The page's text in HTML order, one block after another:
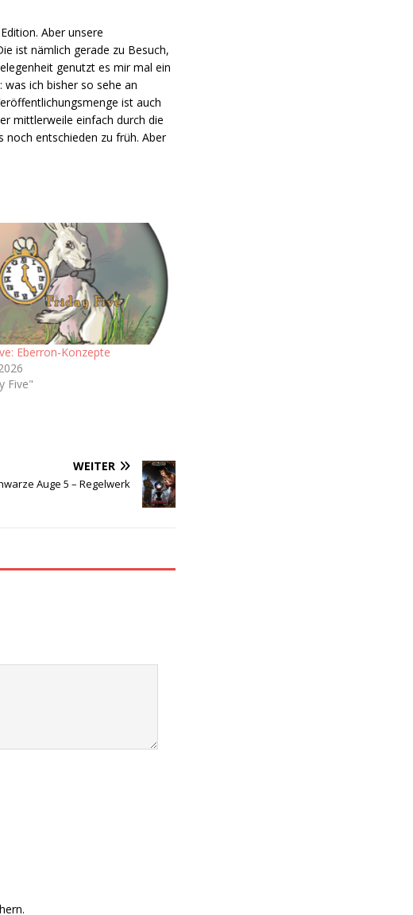
Aber unsere
ist nämlich gerade zu Besuch,
genutzt es mir mal ein
ich bisher so sehe an
ist auch
mittlerweile einfach durch die
noch entschieden zu früh. Aber
Eberron-Konzepte
Five"
WEITER
Auge 5 – Regelwerk